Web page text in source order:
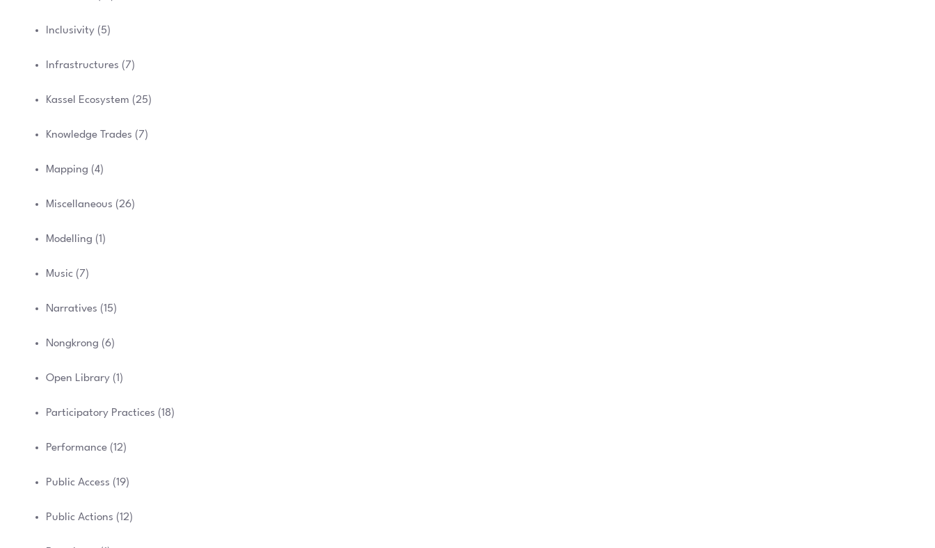
Inclusivity(5)
Infrastructures (7)
Kassel Ecosystem (25)
Knowledge Trades (7)
Mapping (4)
Miscellaneous (26)
Modelling (1)
Music(7)
Narratives (15)
Nongkrong (6)
Open Library(1)
Participatory Practices (18)
Performance(12)
Public Access (19)
Public Actions (12)